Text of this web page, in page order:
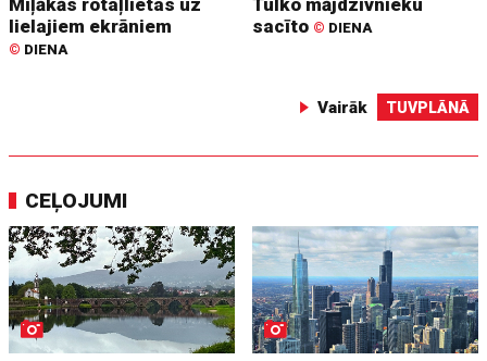
Mīļākās rotaļlietas uz
lielajiem ekrāniem
© DIENA
Tulko mājdzīvnieku
sacīto © DIENA
Vairāk TUVPLĀNĀ
CEĻOJUMI